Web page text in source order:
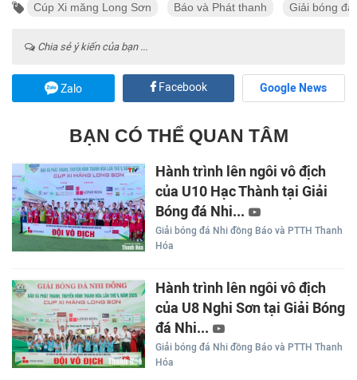
Cúp Xi măng Long Sơn Báo và Phát thanh Giải bóng đá
Chia sẻ ý kiến của bạn ...
Zalo Facebook Google News
BẠN CÓ THỂ QUAN TÂM
Hành trình lên ngôi vô địch
của U10 Hạc Thành tại Giải
Bóng đá Nhi...
Giải bóng đá Nhi đồng Báo và PTTH Thanh
Hóa
Hành trình lên ngôi vô địch
của U8 Nghi Sơn tại Giải Bóng
đá Nhi...
Giải bóng đá Nhi đồng Báo và PTTH Thanh
Hóa